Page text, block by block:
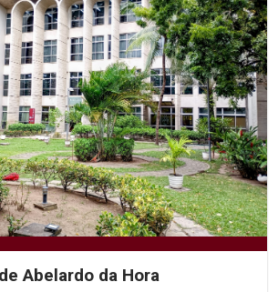
Abelardo da Hora